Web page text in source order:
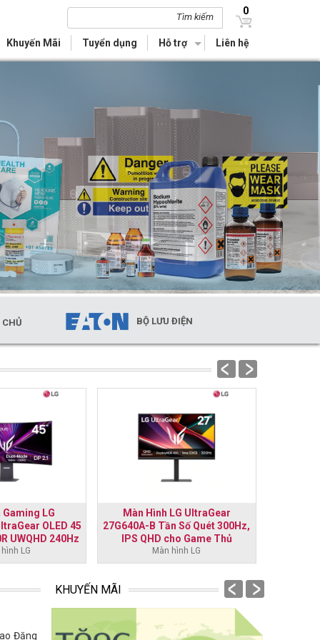
0
Tìm kiếm
Khuyến Mãi Tuyển dụng Hỗ trợ Liên hệ
BỘ LƯU ĐIỆN
Gaming LG
OLED 45
UWQHD 240Hz
Black 400
LG
Màn Hình LG UltraGear
27G640A-B Tần Số Quét 300Hz,
IPS QHD cho Game Thủ
Màn hình LG
prev next
KHUYẾN MÃI prev next
Đăng